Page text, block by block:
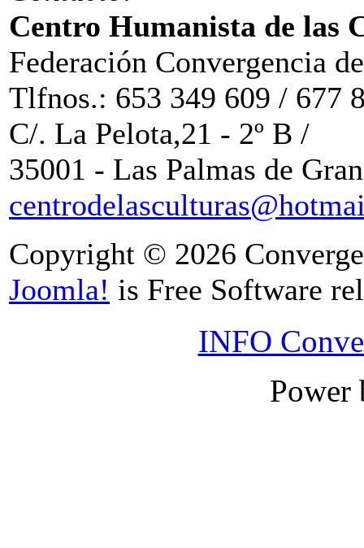
Centro Humanista de las
Federación Convergencia
Tlfnos.: 653 349 609 / 677
C/. La Pelota,21 - 2º B /
35001 - Las Palmas de
Copyright © 2026
Joomla! is Free Software
INFO